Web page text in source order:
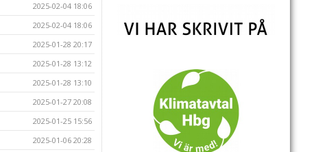
2025-02-04 18:06
2025-02-04 18:06
2025-01-28 20:17
2025-01-28 13:12
2025-01-28 13:10
2025-01-27 20:08
2025-01-25 15:56
2025-01-06 20:28